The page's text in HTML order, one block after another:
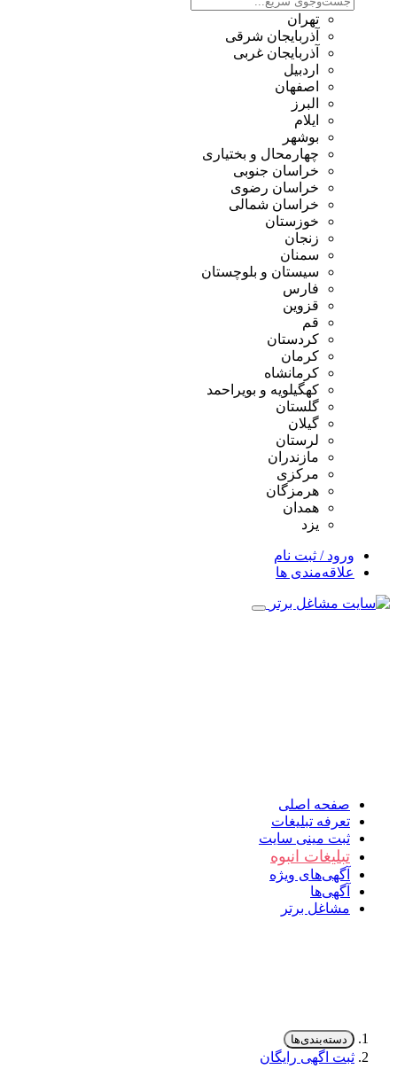
تهران
آذربایجان شرقی
آذربایجان غربی
اردبیل
اصفهان
البرز
ایلام
بوشهر
چهارمحال و بختیاری
خراسان جنوبی
خراسان رضوی
خراسان شمالی
خوزستان
زنجان
سمنان
سیستان و بلوچستان
فارس
قزوین
قم
کردستان
کرمان
کرمانشاه
کهگیلویه و بویراحمد
گلستان
گیلان
لرستان
مازندران
مرکزی
هرمزگان
همدان
یزد
ورود / ثبت نام
علاقه‌مندی ها
صفحه اصلی
تعرفه تبلیغات
ثبت مینی سایت
تبلیغات انبوه
آگهی‌های ویژه
آگهی‌ها
مشاغل برتر
دسته‌بندی‌ها
ثبت اگهی رایگان